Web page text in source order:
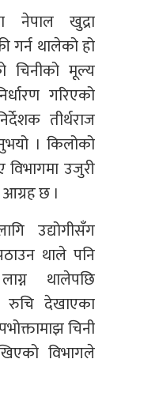
नेपाल खुद्रा
गर्न थालेको हो
चिनीको मूल्य
गरिएको
तीर्थराज
। किलोको
विभागमा उजुरी
छ ।
उद्योगीसँग
थाले पनि
थालेपछि
रुचि देखाएका
चिनी
विभागले